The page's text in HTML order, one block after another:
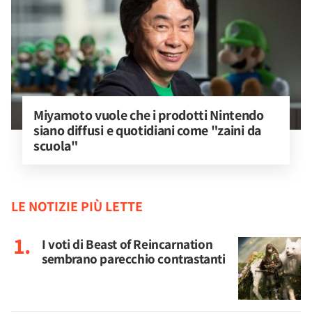
Miyamoto vuole che i prodotti Nintendo
siano diffusi e quotidiani come "zaini da
scuola"
LE NOTIZIE PIÙ LETTE
I voti di Beast of Reincarnation
sembrano parecchio contrastanti